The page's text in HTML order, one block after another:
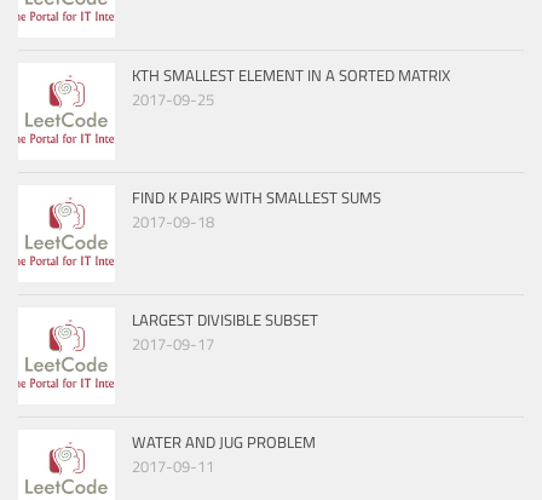
KTH SMALLEST ELEMENT IN A SORTED MATRIX
2017-09-25
FIND K PAIRS WITH SMALLEST SUMS
2017-09-18
LARGEST DIVISIBLE SUBSET
2017-09-17
WATER AND JUG PROBLEM
2017-09-11